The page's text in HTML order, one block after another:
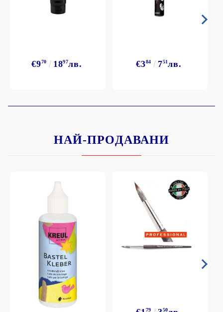
€970 1897лв. €384 751лв.
НАЙ-ПРОДАВАНИ
79 50